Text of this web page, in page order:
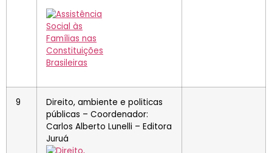
9
Direito, ambiente e politicas
públicas – Coordenador:
Carlos Alberto Lunelli – Editora
Juruá